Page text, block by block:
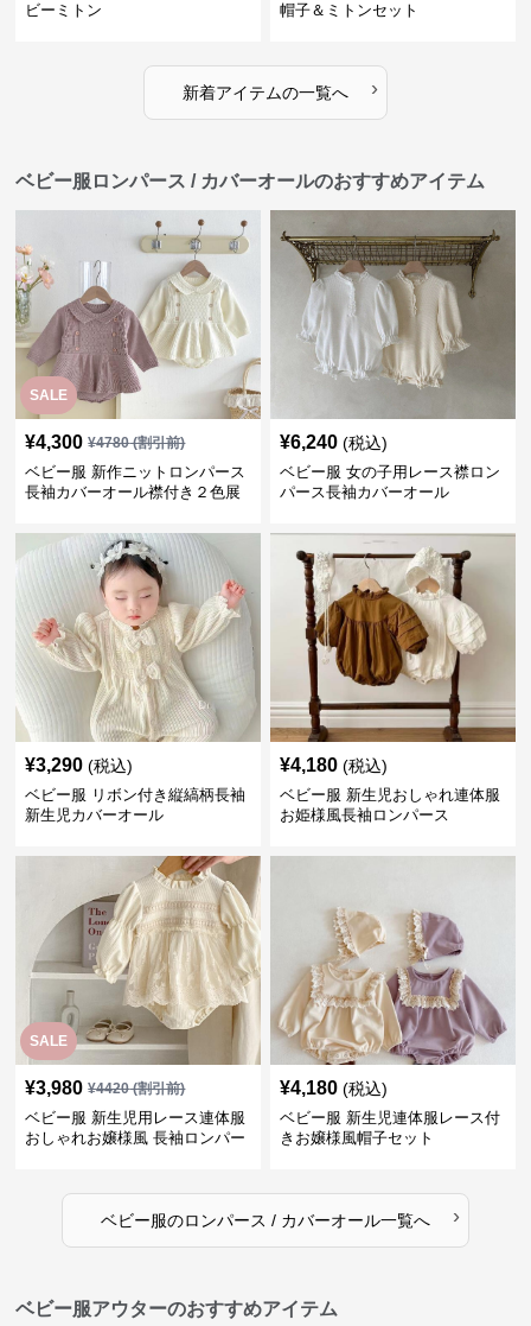
ビーミトン
帽子＆ミトンセット
新着アイテムの一覧へ ›
ベビー服ロンパース / カバーオールのおすすめアイテム
SALE
¥4,300 ¥4780(割引前)
ベビー服 新作ニットロンパース
長袖カバーオール襟付き２色展
¥6,240 (税込)
ベビー服 女の子用レース襟ロン
パース長袖カバーオール
¥3,290 (税込)
ベビー服 リボン付き縦縞柄長袖
新生児カバーオール
¥4,180 (税込)
ベビー服 新生児おしゃれ連体服
お姫様風長袖ロンパース
SALE
¥3,980 ¥4420(割引前)
ベビー服 新生児用レース連体服
おしゃれお嬢様風 長袖ロンパー
¥4,180 (税込)
ベビー服 新生児連体服レース付
きお嬢様風帽子セット
ベビー服のロンパース / カバーオール一覧へ ›
ベビー服アウターのおすすめアイテム